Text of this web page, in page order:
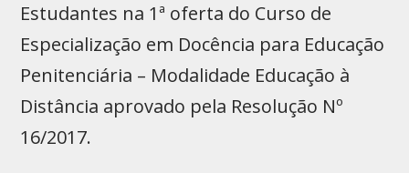
Estudantes na 1ª oferta do Curso de
Especialização em Docência para Educação
Penitenciária – Modalidade Educação à
Distância aprovado pela Resolução Nº
16/2017.